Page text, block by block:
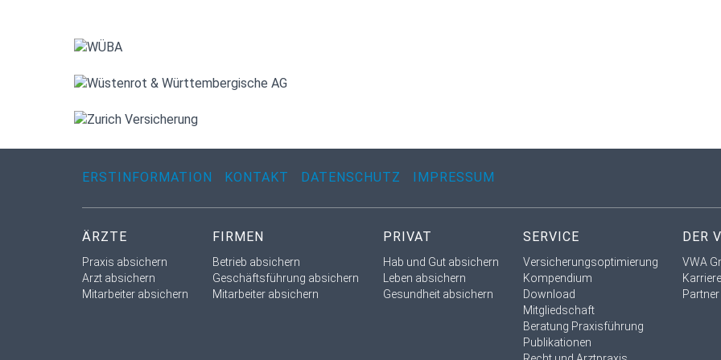
ERSTINFORMATION KONTAKT DATENSCHUTZ IMPRESSUM
ÄRZTE
Praxis absichern
Arzt absichern
Mitarbeiter absichern
FIRMEN
Betrieb absichern
Geschäftsführung absichern
Mitarbeiter absichern
PRIVAT
Hab und Gut absichern
Leben absichern
Gesundheit absichern
SERVICE
Versicherungsoptimierung
Kompendium
Download
Mitgliedschaft
Beratung Praxisführung
Publikationen
DER
VWA
Karriere
Partner